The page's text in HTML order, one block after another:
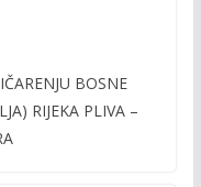
BOSNE
RIJEKA PLIVA –